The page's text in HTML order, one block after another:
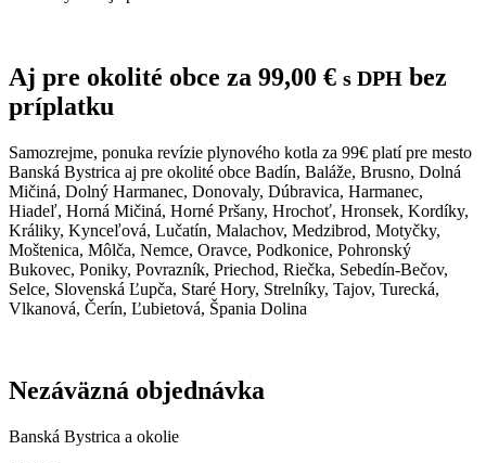
Aj pre okolité obce za 99,00 € s DPH bez
príplatku
Samozrejme, ponuka revízie plynového kotla za 99€ platí pre mesto
Banská Bystrica aj pre okolité obce Badín, Baláže, Brusno, Dolná
Mičiná, Dolný Harmanec, Donovaly, Dúbravica, Harmanec,
Hiadeľ, Horná Mičiná, Horné Pršany, Hrochoť, Hronsek, Kordíky,
Králiky, Kynceľová, Lučatín, Malachov, Medzibrod, Motyčky,
Moštenica, Môlča, Nemce, Oravce, Podkonice, Pohronský
Bukovec, Poniky, Povrazník, Priechod, Riečka, Sebedín-Bečov,
Selce, Slovenská Ľupča, Staré Hory, Strelníky, Tajov, Turecká,
Vlkanová, Čerín, Ľubietová, Špania Dolina
Nezáväzná objednávka
Banská Bystrica a okolie